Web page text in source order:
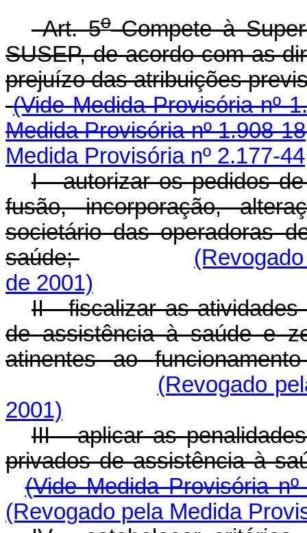
Art. 5oCompete à
SUSEP, de acordo com as
prejuízo das atribuições
(Vide Medida Provisória nº
Medida Provisória nº 1.908-
Medida Provisória nº 2.177-
I - autorizar os pedidos
fusão, incorporação,
societário das operadoras
saúde;
de 2001)
II - fiscalizar as
de assistência à saúde e
atinentes ao
(Revogado
2001)
III - aplicar as
privados de assistência à
(Vide Medida Provisória
(Revogado pela Medida